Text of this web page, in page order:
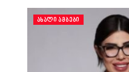
ᲐᲮᲐᲚᲘ ᲐᲛᲑᲔᲑᲘ